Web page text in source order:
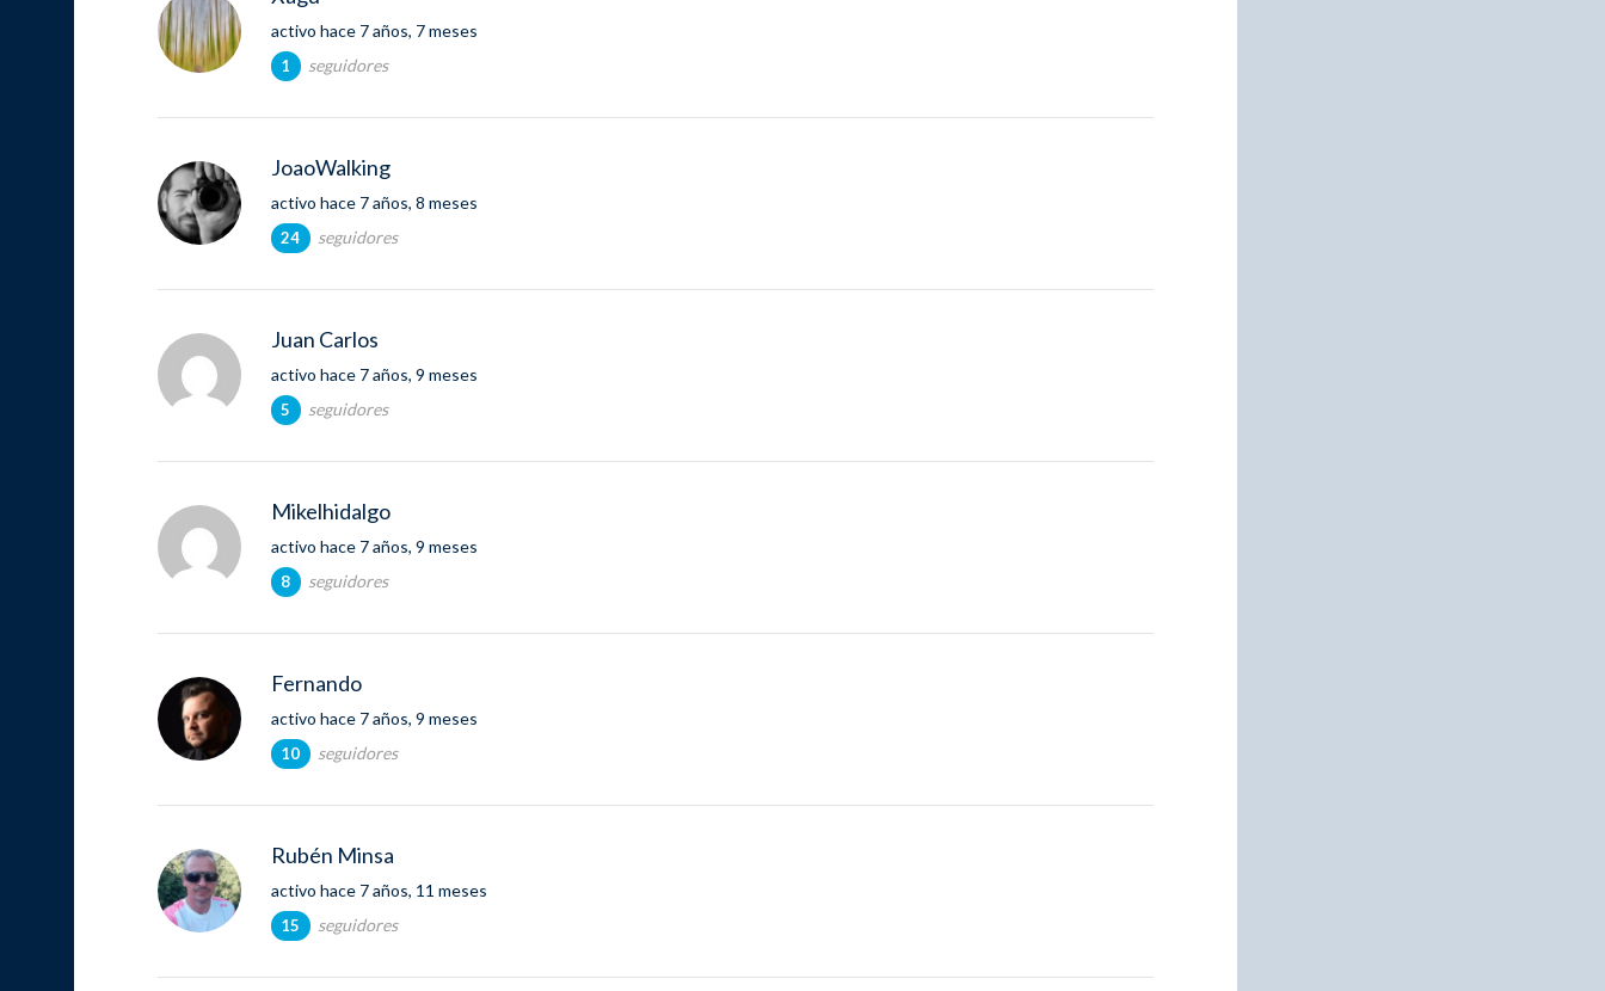
activo hace 7 años, 7 meses
1 seguidores
JoaoWalking
activo hace 7 años, 8 meses
24 seguidores
Juan Carlos
activo hace 7 años, 9 meses
5 seguidores
Mikelhidalgo
activo hace 7 años, 9 meses
8 seguidores
Fernando
activo hace 7 años, 9 meses
10 seguidores
Rubén Minsa
activo hace 7 años, 11 meses
15 seguidores